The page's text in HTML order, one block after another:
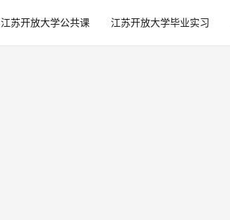
江苏开放大学公共课 江苏开放大学毕业实习